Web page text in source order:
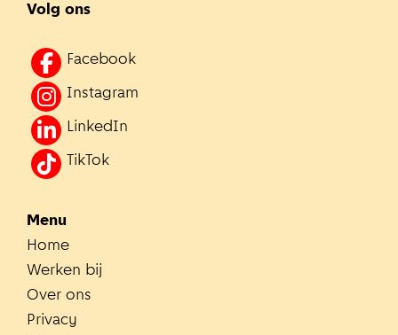
Volg ons
Facebook
Instagram
LinkedIn
TikTok
Menu
Home
Werken bij
Over ons
Privacy